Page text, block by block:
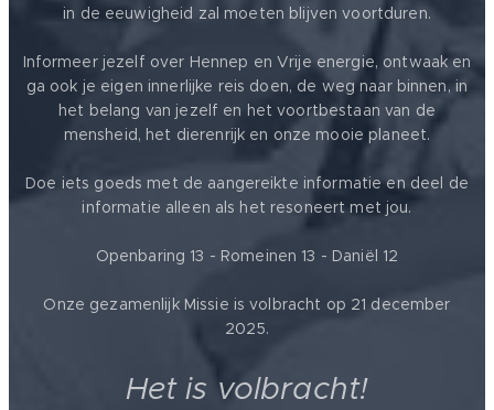
in de eeuwigheid zal moeten blijven voortduren.
Informeer jezelf over Hennep en Vrije energie, ontwaak en
ga ook je eigen innerlijke reis doen, de weg naar binnen, in
het belang van jezelf en het voortbestaan van de
mensheid, het dierenrijk en onze mooie planeet.
Doe iets goeds met de aangereikte informatie en deel de
informatie alleen als het resoneert met jou.
Openbaring 13 - Romeinen 13 - Daniël 12
Onze gezamenlijk Missie is volbracht op 21 december
2025.
Het is volbracht!